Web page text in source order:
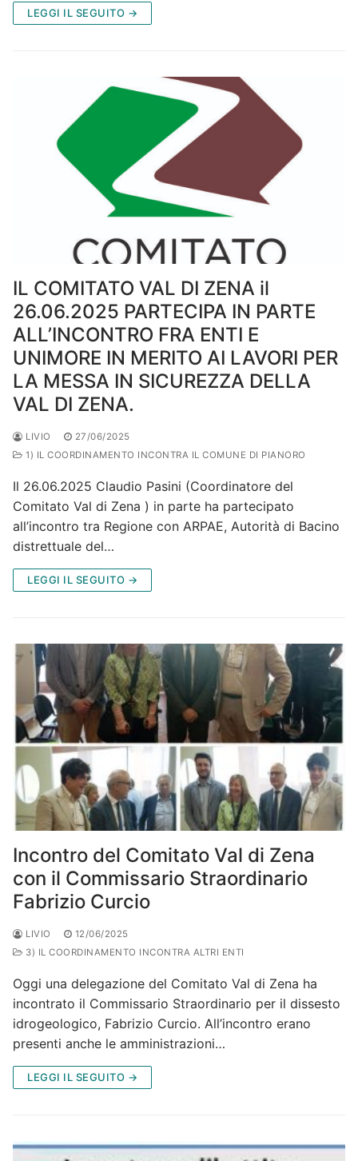
LEGGI IL SEGUITO →
IL COMITATO VAL DI ZENA il
26.06.2025 PARTECIPA IN PARTE
ALL’INCONTRO FRA ENTI E
UNIMORE IN MERITO AI LAVORI PER
LA MESSA IN SICUREZZA DELLA
VAL DI ZENA.
LIVIO
27/06/2025
1) IL COORDINAMENTO INCONTRA IL COMUNE DI PIANORO
Il 26.06.2025 Claudio Pasini (Coordinatore del
Comitato Val di Zena ) in parte ha partecipato
all’incontro tra Regione con ARPAE, Autorità di Bacino
distrettuale del…
LEGGI IL SEGUITO →
Incontro del Comitato Val di Zena
con il Commissario Straordinario
Fabrizio Curcio
LIVIO
12/06/2025
3) IL COORDINAMENTO INCONTRA ALTRI ENTI
Oggi una delegazione del Comitato Val di Zena ha
incontrato il Commissario Straordinario per il dissesto
idrogeologico, Fabrizio Curcio. All’incontro erano
presenti anche le amministrazioni…
LEGGI IL SEGUITO →